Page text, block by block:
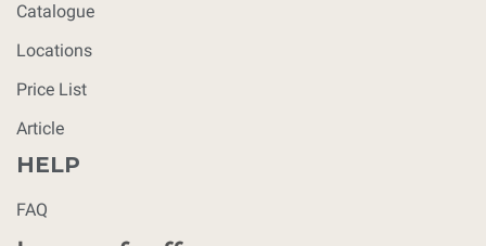
Catalogue
Locations
Price List
Article
HELP
FAQ